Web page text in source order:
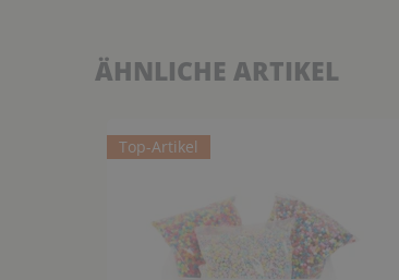
ÄHNLICHE ARTIKEL
Top-Artikel